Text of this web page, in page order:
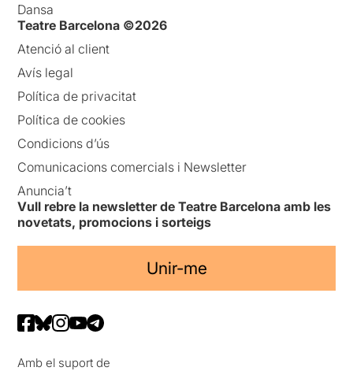
Dansa
Teatre Barcelona ©2026
Atenció al client
Avís legal
Política de privacitat
Política de cookies
Condicions d’ús
Comunicacions comercials i Newsletter
Anuncia’t
Vull rebre la newsletter de Teatre Barcelona amb les
novetats, promocions i sorteigs
Unir-me
Amb el suport de